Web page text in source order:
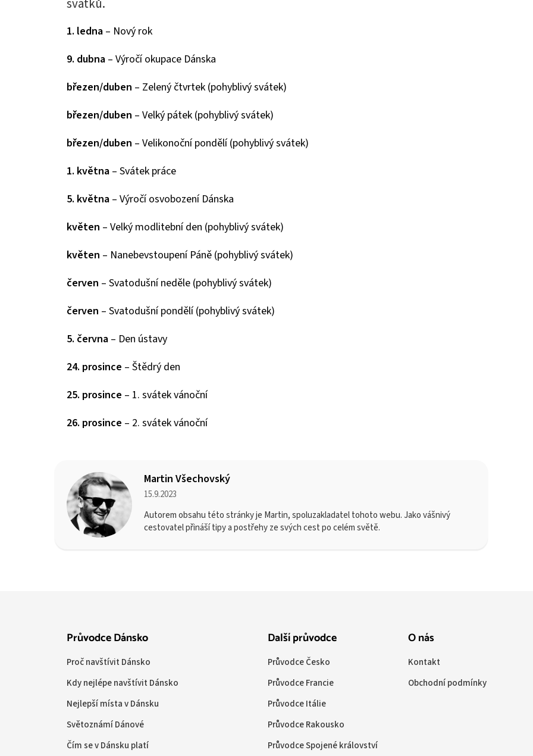
svátků.
1. ledna – Nový rok
9. dubna – Výročí okupace Dánska
březen/duben – Zelený čtvrtek (pohyblivý svátek)
březen/duben – Velký pátek (pohyblivý svátek)
březen/duben – Velikonoční pondělí (pohyblivý svátek)
1. května – Svátek práce
5. května – Výročí osvobození Dánska
květen – Velký modlitební den (pohyblivý svátek)
květen – Nanebevstoupení Páně (pohyblivý svátek)
červen – Svatodušní neděle (pohyblivý svátek)
červen – Svatodušní pondělí (pohyblivý svátek)
5. června – Den ústavy
24. prosince – Štědrý den
25. prosince – 1. svátek vánoční
26. prosince – 2. svátek vánoční
Martin Všechovský
15.9.2023
Autorem obsahu této stránky je Martin, spoluzakladatel tohoto webu. Jako vášnivý
cestovatel přináší tipy a postřehy ze svých cest po celém světě.
Průvodce Dánsko
Proč navštívit Dánsko
Kdy nejlépe navštívit Dánsko
Nejlepší místa v Dánsku
Světoznámí Dánové
Čím se v Dánsku platí
Další průvodce
Průvodce Česko
Průvodce Francie
Průvodce Itálie
Průvodce Rakousko
Průvodce Spojené království
O nás
Kontakt
Obchodní podmínky